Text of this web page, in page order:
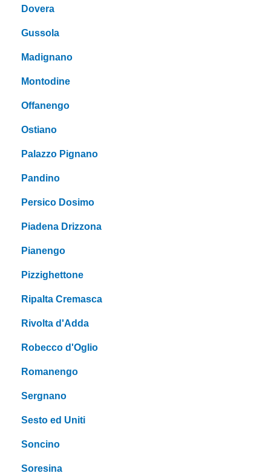
Dovera
Gussola
Madignano
Montodine
Offanengo
Ostiano
Palazzo Pignano
Pandino
Persico Dosimo
Piadena Drizzona
Pianengo
Pizzighettone
Ripalta Cremasca
Rivolta d'Adda
Robecco d'Oglio
Romanengo
Sergnano
Sesto ed Uniti
Soncino
Soresina